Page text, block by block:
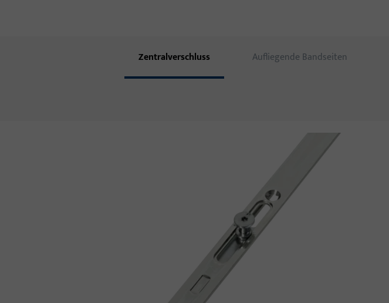
Zentralverschluss Aufliegende Bandseiten